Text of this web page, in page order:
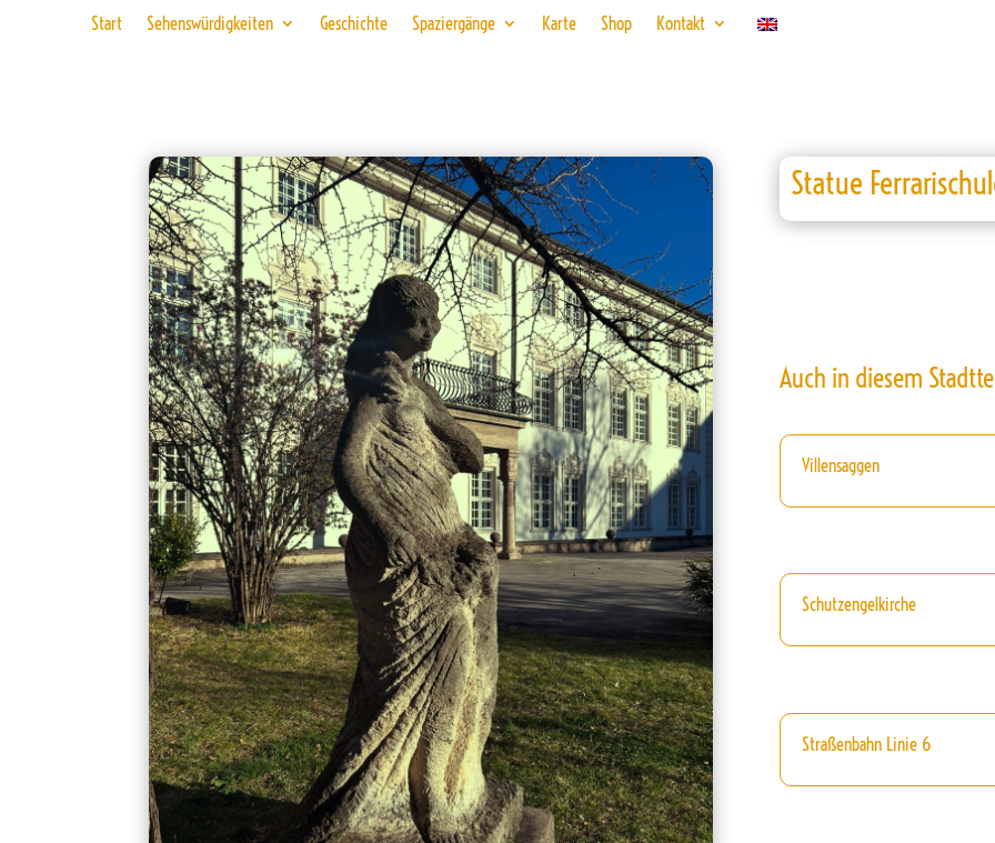
Start Sehenswürdigkeiten Geschichte Spaziergänge Karte Shop Kontakt
Statue
Auch in diesem
Villensaggen
Schutzengelkirche
Straßenbahn Linie 6